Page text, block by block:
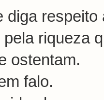
diga
riqueza
ostentam.
falo.